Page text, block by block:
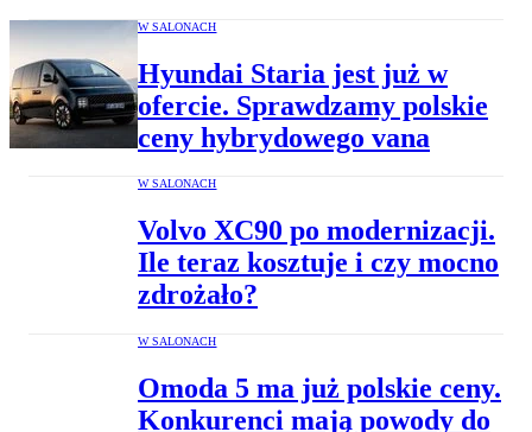
W SALONACH
Hyundai Staria jest już w
ofercie. Sprawdzamy polskie
ceny hybrydowego vana
W SALONACH
Volvo XC90 po modernizacji.
Ile teraz kosztuje i czy mocno
zdrożało?
W SALONACH
Omoda 5 ma już polskie ceny.
Konkurenci mają powody do